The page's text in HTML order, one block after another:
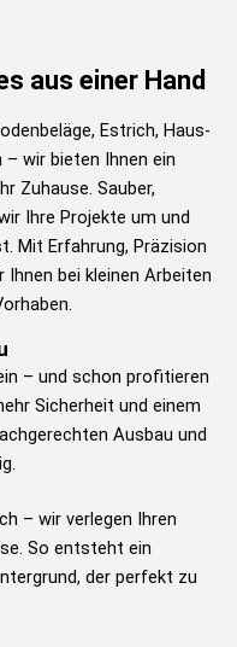
aus einer Hand
Estrich, Haus-
wir bieten Ihnen ein
Zuhause. Sauber,
Ihre Projekte um und
Mit Erfahrung, Präzision
bei kleinen Arbeiten
– und schon profitieren
Sicherheit und einem
Ausbau und
– wir verlegen Ihren
So entsteht ein
der perfekt zu